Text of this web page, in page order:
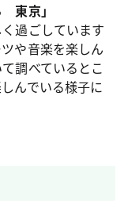
東京」
過ごしています
や音楽を楽しん
調べているとこ
んでいる様子に